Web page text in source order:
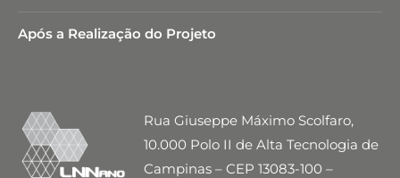
Após a Realização do Projeto
Rua Giuseppe Máximo Scolfaro,
10.000 Polo II de Alta Tecnologia de
Campinas – CEP 13083-100 –